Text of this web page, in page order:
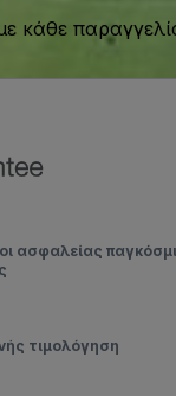
κάθε
ασφαλείας
τιμολόγηση